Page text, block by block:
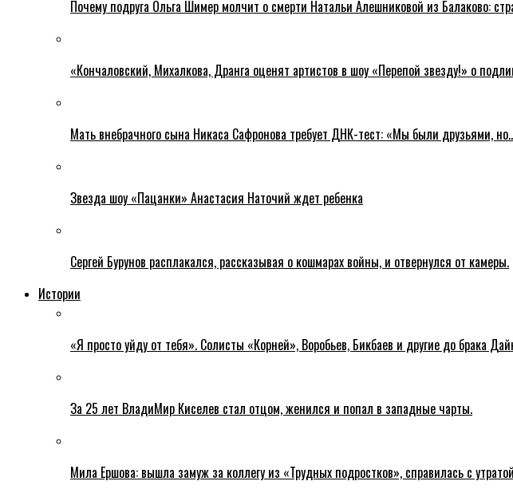
Почему подруга Ольга Шимер молчит о смерти Натальи Алешниковой из Балаково:
«Кончаловский, Михалкова, Дранга оценят артистов в шоу «Перепой звезду!» о
Мать внебрачного сына Никаса Сафронова требует ДНК-тест: «Мы были друзьями,
Звезда шоу «Пацанки» Анастасия Наточий ждет ребенка
Сергей Бурунов расплакался, рассказывая о кошмарах войны, и отвернулся от камеры.
Истории
«Я просто уйду от тебя». Солисты «Корней», Воробьев, Бикбаев и другие до брака
За 25 лет ВладиМир Киселев стал отцом, женился и попал в западные чарты.
Мила Ершова: вышла замуж за коллегу из «Трудных подростков», справилась с